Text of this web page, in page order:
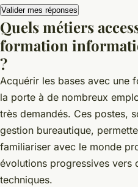
Valider mes réponses
Quels métiers
formation
?
Acquérir les bases avec une
la porte à de nombreux
très demandés. Ces postes,
gestion bureautique,
familiariser avec le monde
évolutions progressives vers
techniques.